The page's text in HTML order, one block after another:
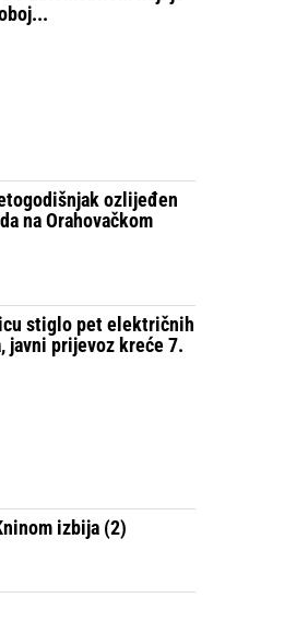
ozlijeđen
na Orahovačkom
stiglo pet električnih
javni prijevoz kreće 7.
izbija (2)